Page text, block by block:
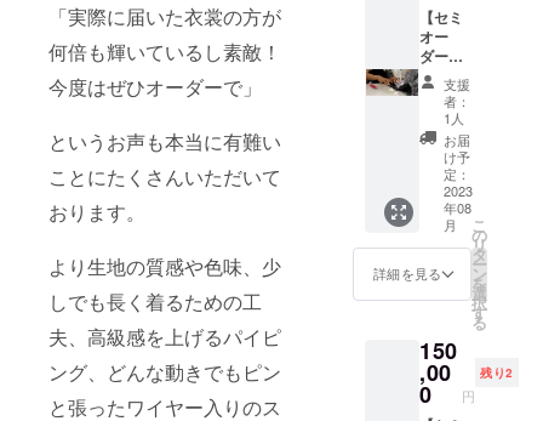
「実際に届いた衣裳の方が
何倍も輝いているし素敵！
今度はぜひオーダーで」
というお声も本当に有難い
ことにたくさんいただいて
おります。
より生地の質感や色味、少
しでも長く着るための工
夫、高級感を上げるパイピ
ング、どんな動きでもピン
と張ったワイヤー入りのス
だく形
となり
ます。
※衣裳の
一覧、
サイズ
につい
ては当
ブラン
ドのHP
をご覧
くださ
い。 ※
注文も
含め、
いた順
に受注
いたし
ますの
ご入力
頂いた
アドレ
スへお
送りす
る予定
です。
・お礼
のお手
紙は
2023年
1月中に
ご指定
へお送
りする
お手紙
の宛名
を
CAMPF
のメッ
セージ
をメー
ルにて
お送り
させて
いただ
きま
す。 ☆
お届け
予定：
・ミニ
チュ
チュは
製作発
送し、
ご指定
の住所
イン画
をレ
ター
パック
でお届
けいた
しま
す。 ・
お礼の
メッ
セージ
をメー
ルにて
お送り
す。 ☆
お届け
予定：
・パリ
きるチ
ケット
をお送
りいた
しま
す。 利
用チ
ケット
は１枚
１回限
り、無
期限で
使用で
きま
す。 ☆
リター
容： ・
80,000
円でセ
ミオー
【セミ
オー
ダー利
用チ
ケッ
ト】
チュ
チュ工
房ペア
テのロ
マン
チック
チュ
チュ衣
裳を
20%前
引いた
価格の
100,000
円でセ
支援
者：
1人
お届
け予
定：
2023
年08
月
詳細を見る
こ
の
リ
タ
ー
ン
を
選
択
す
る
150
,00
0 円
残り2